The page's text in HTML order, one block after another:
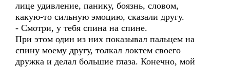
лице удивление, панику, боязнь, словом,
какую-то сильную эмоцию, сказали другу.
- Смотри, у тебя спина на спине.
При этом один из них показывал пальцем на
спину моему другу, толкал локтем своего
дружка и делал большие глаза. Конечно, мой